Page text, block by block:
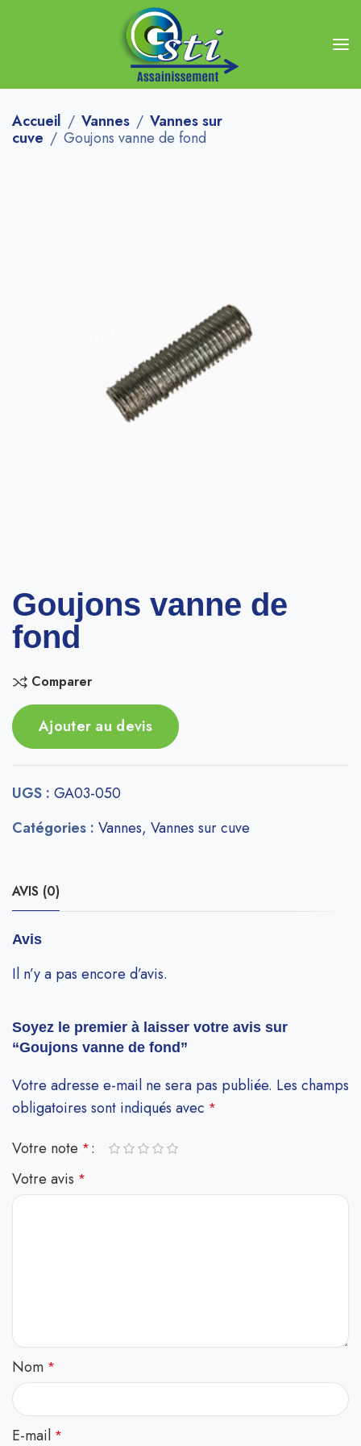
Accueil Vannes
Vannes sur
cuve
Goujons vanne de fond
Goujons vanne de
fond
Comparer
Ajouter au devis
UGS : GA03-050
Catégories : Vannes, Vannes sur cuve
AVIS (0)
Avis
Il n’y a pas encore d’avis.
Soyez le premier à laisser votre avis sur
“Goujons vanne de fond”
Votre adresse e-mail ne sera pas publiée. Les champs
obligatoires sont indiqués avec *
Votre note *
Votre avis *
Nom *
E-mail *